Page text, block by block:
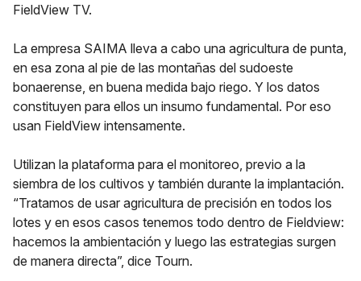
FieldView TV.
La empresa SAIMA lleva a cabo una agricultura de punta,
en esa zona al pie de las montañas del sudoeste
bonaerense, en buena medida bajo riego. Y los datos
constituyen para ellos un insumo fundamental. Por eso
usan FieldView intensamente.
Utilizan la plataforma para el monitoreo, previo a la
siembra de los cultivos y también durante la implantación.
“Tratamos de usar agricultura de precisión en todos los
lotes y en esos casos tenemos todo dentro de Fieldview:
hacemos la ambientación y luego las estrategias surgen
de manera directa”, dice Tourn.